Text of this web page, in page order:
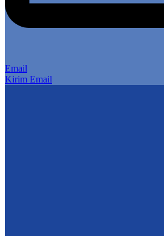
Email
Kirim Email